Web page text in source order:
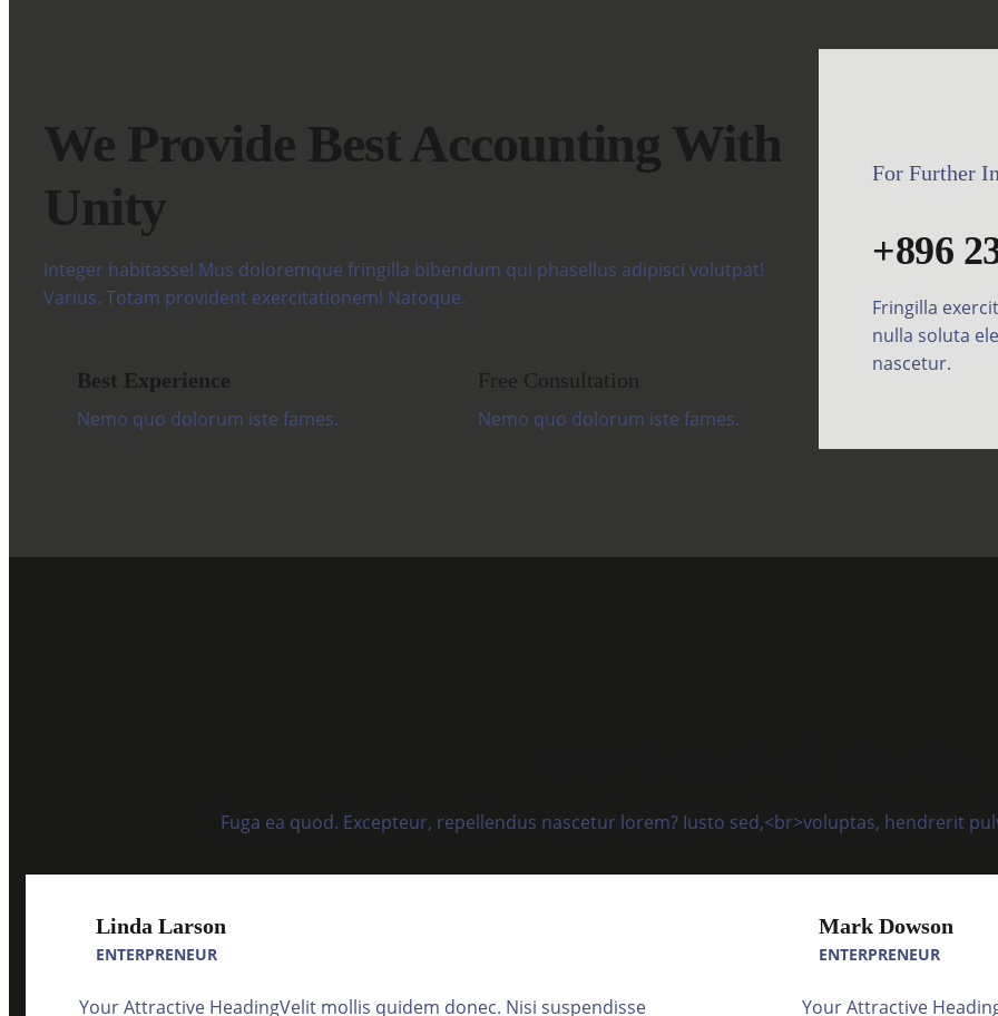
We Provide Best Accounting With
Unity
Integer habitasse! Mus doloremque fringilla bibendum qui phasellus adipisci volutpat!
Varius. Totam provident exercitationem! Natoque.
Best Experience
Nemo quo dolorum iste fames.
Free Consultation
Nemo quo dolorum iste fames.
For Further
+896
Fringilla
nulla soluta
nascetur.
Fuga ea quod. Excepteur, repellendus nascetur lorem? Iusto sed,<br>voluptas, hendrerit
Linda Larson
ENTERPRENEUR
Your Attractive HeadingVelit mollis quidem donec. Nisi suspendisse
Mark Dowson
ENTERPRENEUR
Your Attractive